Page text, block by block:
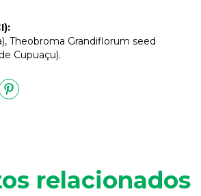
Theobroma Grandiflorum seed
Cupuaçu).
relacionados